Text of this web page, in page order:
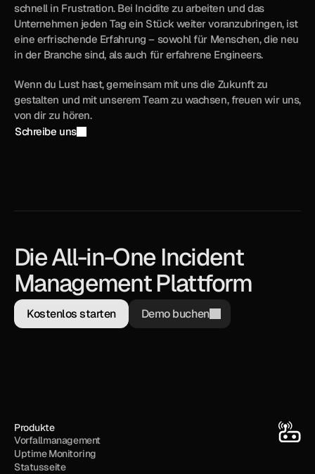
schnell in Frustration. Bei Incidite zu arbeiten und das
Unternehmen jeden Tag ein Stück weiter voranzubringen, ist
eine erfrischende Erfahrung – sowohl für Menschen, die neu
in der Branche sind, als auch für erfahrene Engineers.
Wenn du Lust hast, gemeinsam mit uns die Zukunft zu
gestalten und mit unserem Team zu wachsen, freuen wir uns,
von dir zu hören.
Schreibe uns
Die All-in-One Incident
Management Plattform
Kostenlos starten Demo buchen
Produkte
Vorfallmanagement
Uptime Monitoring
Statusseite